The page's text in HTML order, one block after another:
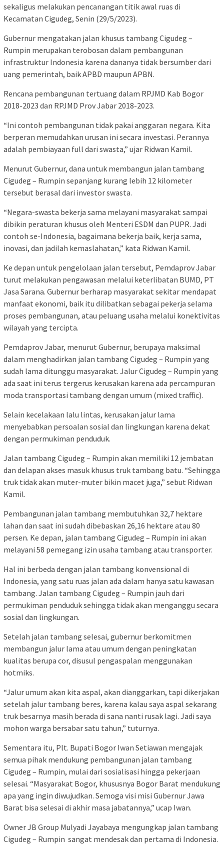
sekaligus melakukan pencanangan titik awal ruas di
Kecamatan Cigudeg, Senin (29/5/2023).
Gubernur mengatakan jalan khusus tambang Cigudeg –
Rumpin merupakan terobosan dalam pembangunan
infrastruktur Indonesia karena dananya tidak bersumber dari
uang pemerintah, baik APBD maupun APBN.
Rencana pembangunan tertuang dalam RPJMD Kab Bogor
2018-2023 dan RPJMD Prov Jabar 2018-2023.
“Ini contoh pembangunan tidak pakai anggaran negara. Kita
berperan memudahkan urusan ini secara investasi. Perannya
adalah pembiayaan full dari swasta,” ujar Ridwan Kamil.
Menurut Gubernur, dana untuk membangun jalan tambang
Cigudeg – Rumpin sepanjang kurang lebih 12 kilometer
tersebut berasal dari investor swasta.
“Negara-swasta bekerja sama melayani masyarakat sampai
dibikin peraturan khusus oleh Menteri ESDM dan PUPR. Jadi
contoh se-Indonesia, bagaimana bekerja baik, kerja sama,
inovasi, dan jadilah kemaslahatan,” kata Ridwan Kamil.
Ke depan untuk pengelolaan jalan tersebut, Pemdaprov Jabar
turut melakukan pengawasan melalui keterlibatan BUMD, PT
Jasa Sarana. Gubernur berharap masyarakat sekitar mendapat
manfaat ekonomi, baik itu dilibatkan sebagai pekerja selama
proses pembangunan, atau peluang usaha melalui konektivitas
wilayah yang tercipta.
Pemdaprov Jabar, menurut Gubernur, berupaya maksimal
dalam menghadirkan jalan tambang Cigudeg – Rumpin yang
sudah lama ditunggu masyarakat. Jalur Cigudeg – Rumpin yang
ada saat ini terus tergerus kerusakan karena ada percampuran
moda transportasi tambang dengan umum (mixed traffic).
Selain kecelakaan lalu lintas, kerusakan jalur lama
menyebabkan persoalan sosial dan lingkungan karena dekat
dengan permukiman penduduk.
Jalan tambang Cigudeg – Rumpin akan memiliki 12 jembatan
dan delapan akses masuk khusus truk tambang batu. “Sehingga
truk tidak akan muter-muter bikin macet juga,” sebut Ridwan
Kamil.
Pembangunan jalan tambang membutuhkan 32,7 hektare
lahan dan saat ini sudah dibebaskan 26,16 hektare atau 80
persen. Ke depan, jalan tambang Cigudeg – Rumpin ini akan
melayani 58 pemegang izin usaha tambang atau transporter.
Hal ini berbeda dengan jalan tambang konvensional di
Indonesia, yang satu ruas jalan ada dalam hanya satu kawasan
tambang. Jalan tambang Cigudeg – Rumpin jauh dari
permukiman penduduk sehingga tidak akan menganggu secara
sosial dan lingkungan.
Setelah jalan tambang selesai, gubernur berkomitmen
membangun jalur lama atau umum dengan peningkatan
kualitas berupa cor, disusul pengaspalan menggunakan
hotmiks.
“Jalur umum akan kita aspal, akan dianggarkan, tapi dikerjakan
setelah jalur tambang beres, karena kalau saya aspal sekarang
truk besarnya masih berada di sana nanti rusak lagi. Jadi saya
mohon warga bersabar satu tahun,” tuturnya.
Sementara itu, Plt. Bupati Bogor Iwan Setiawan mengajak
semua pihak mendukung pembangunan jalan tambang
Cigudeg – Rumpin, mulai dari sosialisasi hingga pekerjaan
selesai. “Masyarakat Bogor, khususnya Bogor Barat mendukung
apa yang ingin diwujudkan. Semoga visi misi Gubernur Jawa
Barat bisa selesai di akhir masa jabatannya,” ucap Iwan.
Owner JB Group Mulyadi Jayabaya mengungkap jalan tambang
Cigudeg – Rumpin sangat mendesak dan pertama di Indonesia.